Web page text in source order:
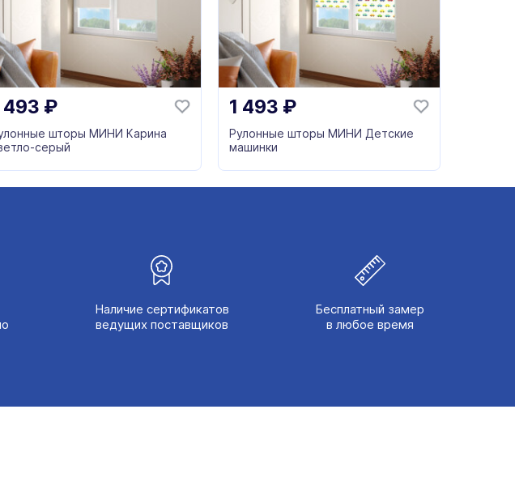
493 ₽
шторы МИНИ Карина
серый
1 493 ₽
Рулонные шторы МИНИ Детские
машинки
Наличие сертификатов
ведущих поставщиков
Бесплатный замер
в любое время